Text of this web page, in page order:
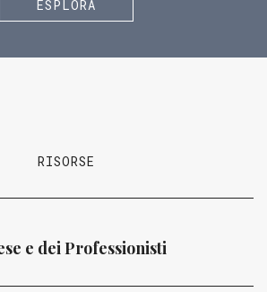
ESPLORA
RISORSE
e dei Professionisti